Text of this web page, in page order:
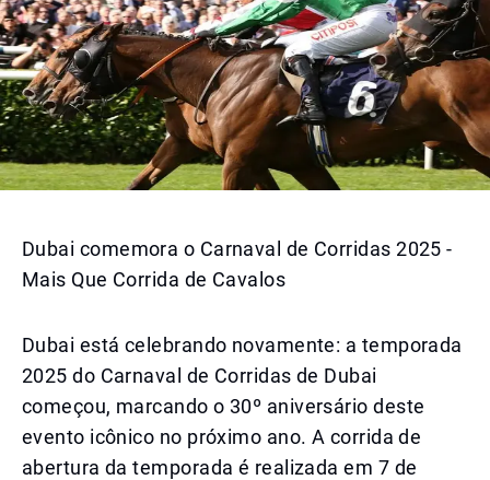
Dubai comemora o Carnaval de Corridas 2025 -
Mais Que Corrida de Cavalos
Dubai está celebrando novamente: a temporada
2025 do Carnaval de Corridas de Dubai
começou, marcando o 30º aniversário deste
evento icônico no próximo ano. A corrida de
abertura da temporada é realizada em 7 de